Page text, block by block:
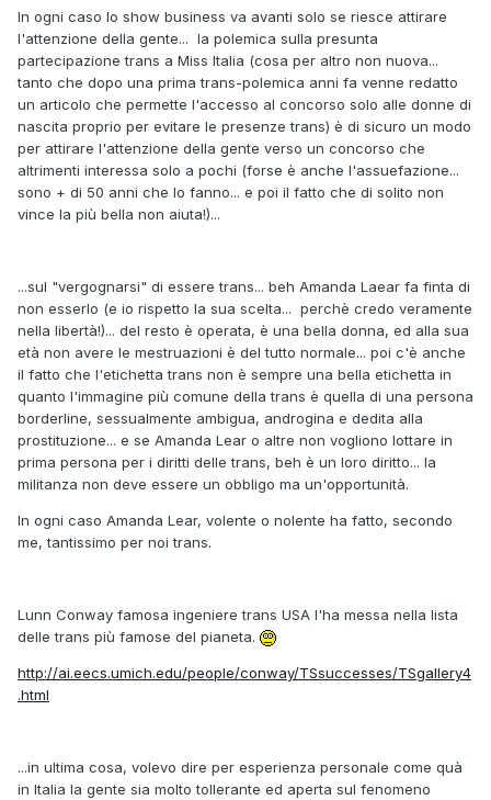
In ogni caso lo show business va avanti solo se riesce attirare
l'attenzione della gente... la polemica sulla presunta
partecipazione trans a Miss Italia (cosa per altro non nuova...
tanto che dopo una prima trans-polemica anni fa venne redatto
un articolo che permette l'accesso al concorso solo alle donne di
nascita proprio per evitare le presenze trans) è di sicuro un modo
per attirare l'attenzione della gente verso un concorso che
altrimenti interessa solo a pochi (forse è anche l'assuefazione...
sono + di 50 anni che lo fanno... e poi il fatto che di solito non
vince la più bella non aiuta!)...
...sul "vergognarsi" di essere trans... beh Amanda Laear fa finta di
non esserlo (e io rispetto la sua scelta... perchè credo veramente
nella libertà!)... del resto è operata, è una bella donna, ed alla sua
età non avere le mestruazioni è del tutto normale... poi c'è anche
il fatto che l'etichetta trans non è sempre una bella etichetta in
quanto l'immagine più comune della trans è quella di una persona
borderline, sessualmente ambigua, androgina e dedita alla
prostituzione... e se Amanda Lear o altre non vogliono lottare in
prima persona per i diritti delle trans, beh è un loro diritto... la
militanza non deve essere un obbligo ma un'opportunità.
In ogni caso Amanda Lear, volente o nolente ha fatto, secondo
me, tantissimo per noi trans.
Lunn Conway famosa ingeniere trans USA l'ha messa nella lista
delle trans più famose del pianeta.
http://ai.eecs.umich.edu/people/conway/TSsuccesses/TSgallery4
.html
...in ultima cosa, volevo dire per esperienza personale come quà
in Italia la gente sia molto tollerante ed aperta sul fenomeno